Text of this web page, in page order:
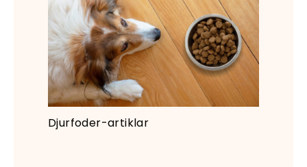
Djurfoder-artiklar